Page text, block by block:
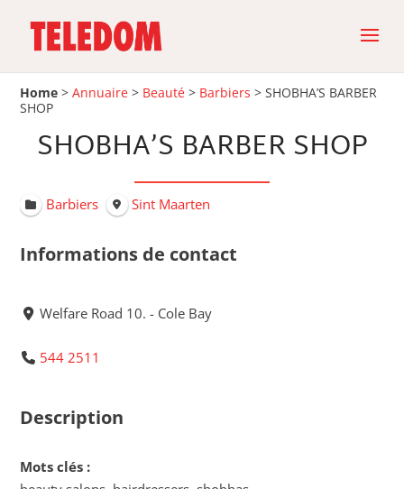
Home >Annuaire > Beauté > Barbiers >SHOBHA’S BARBER
SHOP
SHOBHA’S BARBER SHOP
Barbiers Sint Maarten
Informations de contact
Welfare Road 10. - Cole Bay
544 2511
Description
Mots clés :